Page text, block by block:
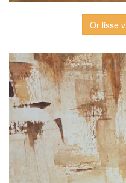
Or lisse